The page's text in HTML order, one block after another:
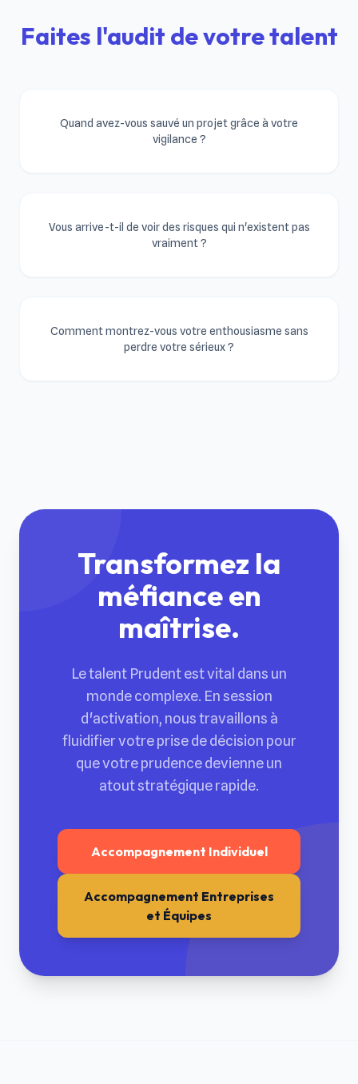
Faites l'audit de votre talent
Quand avez-vous sauvé un projet grâce à votre
vigilance ?
Vous arrive-t-il de voir des risques qui n'existent pas
vraiment ?
Comment montrez-vous votre enthousiasme sans
perdre votre sérieux ?
Transformez la
méfiance en
maîtrise.
Le talent Prudent est vital dans un
monde complexe. En session
d'activation, nous travaillons à
fluidifier votre prise de décision pour
que votre prudence devienne un
atout stratégique rapide.
Accompagnement Individuel
Accompagnement Entreprises
et Équipes